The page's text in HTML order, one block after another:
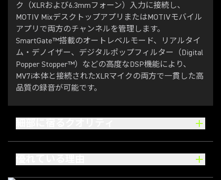
ク（XLRおよび6.3mmフォーン）入力に接続し、
MOTIV MixデスクトップアプリまたはMOTIVモバイル
アプリで両方のチャンネルを管理します。
SmartGate™搭載のオートレベルモード、リアルタイ
ム・デノイザー、デジタルポップフィルター（Digital
Popper Stopper™）などの高度なDSP機能により、
MV7i本体と接続されたXLRマイクの両方で一貫した高
品質の録音が可能です。